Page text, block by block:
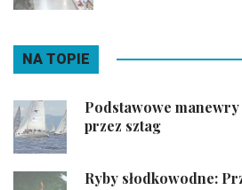
NA TOPIE
Podstawowe
przez sztag
Ryby słodkowodne: